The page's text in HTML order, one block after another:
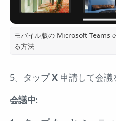
モバイル版の Microsoft Teams
る方法
5。タップX 申請して会議
会議中: